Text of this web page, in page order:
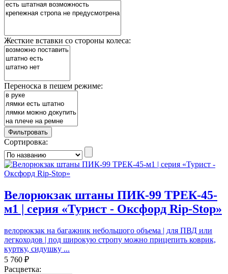
Жесткие вставки со стороны колеса:
Переноска в пешем режиме:
Фильтровать
Сортировка:
Велорюкзак штаны ПИК-99 ТРЕК-45-
м1 | серия «Турист - Оксфорд Rip-Stop»
велорюкзак на багажник небольшого объема | для ПВД или
легкоходов | под широкую стропу можно прицепить коврик,
куртку, сидушку ...
5 760 ₽
Расцветка: